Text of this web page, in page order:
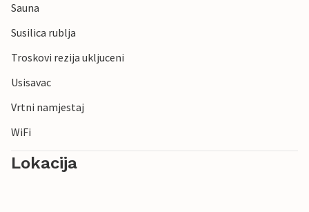
Sauna
Susilica rublja
Troskovi rezija ukljuceni
Usisavac
Vrtni namjestaj
WiFi
Lokacija